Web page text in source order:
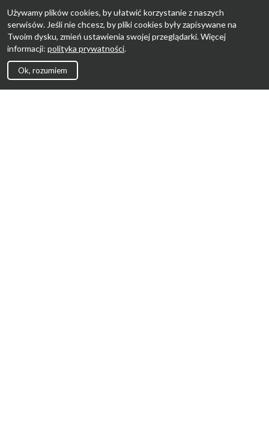
Używamy plików cookies, by ułatwić korzystanie z naszych
serwisów. Jeśli nie chcesz, by pliki cookies były zapisywane na
Twoim dysku, zmień ustawienia swojej przeglądarki. Więcej
informacji: polityka prywatności.
Ok, rozumiem